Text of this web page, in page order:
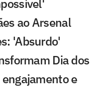
ao Arsenal
'Absurdo'
Dia dos
e